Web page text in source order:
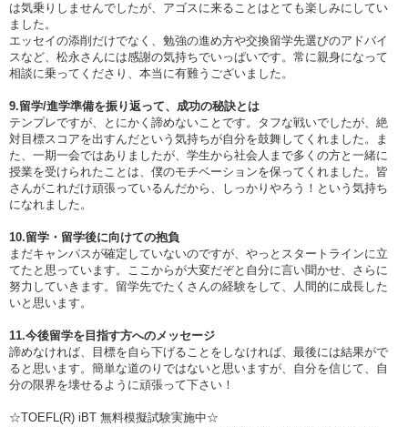
は気乗りしませんでしたが、アゴスに来ることはとても楽しみにしてい
ました。
エッセイの添削だけでなく、勉強の進め方や交換留学先選びのアドバイ
スなど、松永さんには感謝の気持ちでいっぱいです。常に親身になって
相談に乗ってくださり、本当に有難うございました。
9.留学/進学準備を振り返って、成功の秘訣とは
テンプレですが、とにかく諦めないことです。タフな戦いでしたが、絶
対目標スコアを出すんだという気持ちが自分を鼓舞してくれました。ま
た、一期一会ではありましたが、学生から社会人まで多くの方と一緒に
授業を受けられたことは、僕のモチベーションを保ってくれました。皆
さんがこれだけ頑張っているんだから、しっかりやろう！という気持ち
になれました。
10.留学・留学後に向けての抱負
まだキャンパスが確定していないのですが、やっとスタートラインに立
てたと思っています。ここからが大変だぞと自分に言い聞かせ、さらに
努力していきます。留学先でたくさんの経験をして、人間的に成長した
いと思います。
11.今後留学を目指す方へのメッセージ
諦めなければ、目標を自ら下げることをしなければ、最後には結果がで
ると思います。簡単な道のりではないと思いますが、自分を信じて、自
分の限界を壊せるように頑張って下さい！
☆TOEFL(R) iBT 無料模擬試験実施中☆